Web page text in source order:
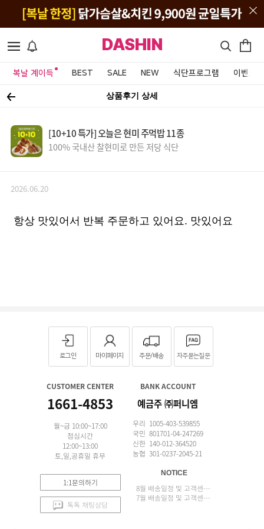
DASHIN
복날 계이득 BEST SALE NEW 식단프로그램 이벤트&
상품후기 상세
[10+10 특가] 오늘은 현미 주먹밥 11종
100% 국내산 찰현미로 만든 저당 식단
2026.06.20
항상 맛있어서 반복 주문하고 있어요. 맛있어요
로그인 마이페이지 주문/배송 자주묻는질문
CUSTOMER CENTER
1661-4853
월~금 10:00~17:00
점심시간
12:00~13:00
토,일,공휴일 휴무
1:1문의하기
톡톡 채팅상담
BANK ACCOUNT
예금주 ㈜퍼니엠
우리 1005-403-539855
국민 801701-04-247269
신한 140-012-364520
농협 301-0237-2045-21
NOTICE
8월 배송일정 및 고객센터 업무 안내
7월 배송일정 및 고객센터 업무 안내